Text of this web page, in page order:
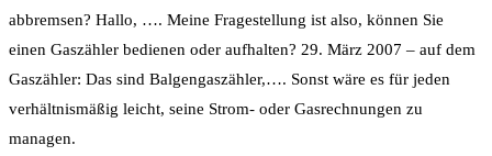
abbremsen? Hallo, …. Meine Fragestellung ist also, können Sie
einen Gaszähler bedienen oder aufhalten? 29. März 2007 – auf dem
Gaszähler: Das sind Balgengaszähler,…. Sonst wäre es für jeden
verhältnismäßig leicht, seine Strom- oder Gasrechnungen zu
managen.